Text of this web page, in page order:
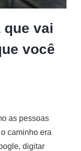
que vai
você
as pessoas
caminho era
digitar